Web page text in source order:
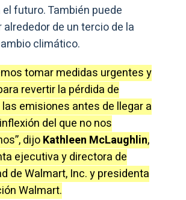
futuro. También puede
de un tercio de la
climático.
tomar medidas urgentes y
revertir la pérdida de
emisiones antes de llegar a
del que no nos
dijoKathleen McLaughlin,
ejecutiva y directora de
de Walmart, Inc. y presidenta
Walmart.